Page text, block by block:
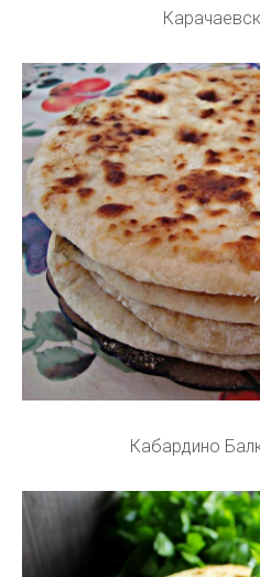
Кабардино